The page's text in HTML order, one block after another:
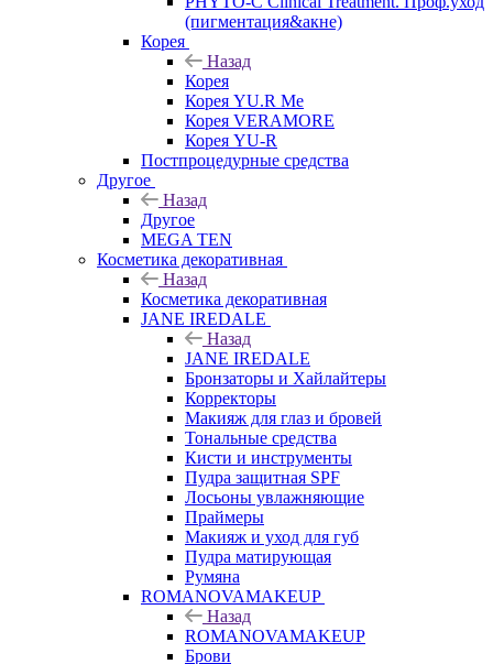
(пигментация&акне)
Корея
Назад
Корея
Корея YU.R Me
Корея VERAMORE
Корея YU-R
Постпроцедурные средства
Другое
Назад
Другое
MEGA TEN
Косметика декоративная
Назад
Косметика декоративная
JANE IREDALE
Назад
JANE IREDALE
Бронзаторы и Хайлайтеры
Корректоры
Макияж для глаз и бровей
Тональные средства
Кисти и инструменты
Пудра защитная SPF
Лосьоны увлажняющие
Праймеры
Макияж и уход для губ
Пудра матирующая
Румяна
ROMANOVAMAKEUP
Назад
ROMANOVAMAKEUP
Брови